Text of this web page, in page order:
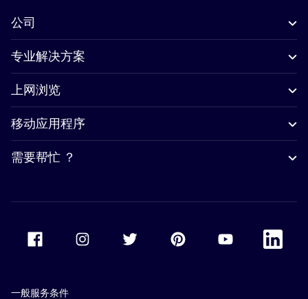
公司
专业解决方案
上网浏览
移动应用程序
需要帮忙 ？
Accor Youtube
Accor
一般服务条件